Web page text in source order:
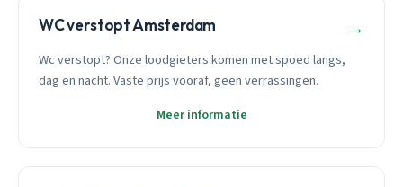
WC verstopt Amsterdam →
Wc verstopt? Onze loodgieters komen met spoed langs,
dag en nacht. Vaste prijs vooraf, geen verrassingen.
Meer informatie